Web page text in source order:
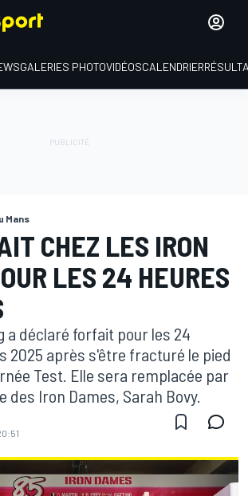
GALERIES PHOTOVIDÉOSCALENDRIER
Mans
CHEZ LES IRON
LES 24 HEURES
a déclaré forfait pour les 24
2025 après s'être fracturé le pied
Test. Elle sera remplacée par
des Iron Dames, Sarah Bovy.